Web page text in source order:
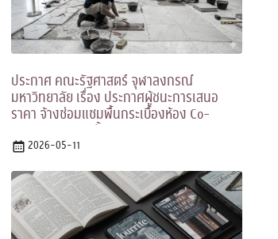
ประกาศ คณะรัฐศาสตร์ จุฬาลงกรณ์
มหาวิทยาลัย เรื่อง ประกาศผู้ชนะการเสนอ
ราคา จ้างซ่อมแซมพื้นกระเบื้องห้อง Co-
Working Space ชั้น ๔ อาคารเกษม อุทยานิน
(รัฐศาสตร์ ๖๐ ปี) โดยวิธีเฉพาะเจาะจง
2026-05-11